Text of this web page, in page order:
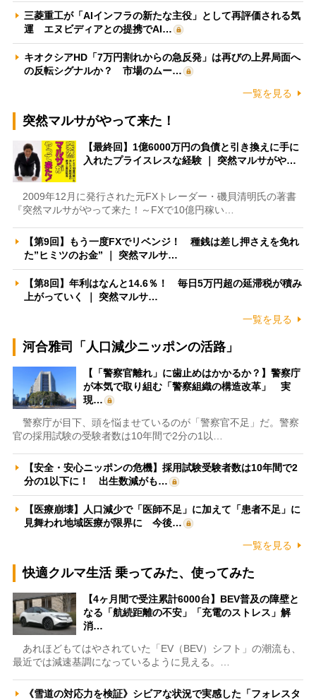
三菱重工が「AIインフラの新たな主役」として再評価される気
運 エヌビディアとの提携でAI…
キオクシアHD「7万円割れからの急反発」は再びの上昇局面へ
の反転シグナルか？ 市場のムー…
一覧を見る
突然マルサがやって来た！
【最終回】1億6000万円の負債と引き換えに手に
入れたプライスレスな経験 ｜ 突然マルサがや…
2009年12月に発行された元FXトレーダー・磯貝清明氏の著書
『突然マルサがやって来た！～FXで10億円稼い…
【第9回】もう一度FXでリベンジ！ 種銭は差し押さえを免れ
た”ヒミツのお金” ｜ 突然マルサ…
【第8回】年利はなんと14.6％！ 毎日5万円超の延滞税が積み
上がっていく ｜ 突然マルサ…
一覧を見る
河合雅司「人口減少ニッポンの活路」
【「警察官離れ」に歯止めはかかるか？】警察庁
が本気で取り組む「警察組織の構造改革」 実
現…
警察庁が目下、頭を悩ませているのが「警察官不足」だ。警察
官の採用試験の受験者数は10年間で2分の1以…
【安全・安心ニッポンの危機】採用試験受験者数は10年間で2
分の1以下に！ 出生数減がも…
【医療崩壊】人口減少で「医師不足」に加えて「患者不足」に
見舞われ地域医療が限界に 今後…
一覧を見る
快適クルマ生活 乗ってみた、使ってみた
【4ヶ月間で受注累計6000台】BEV普及の障壁と
なる「航続距離の不安」「充電のストレス」解
消…
あれほどもてはやされていた「EV（BEV）シフト」の潮流も、
最近では減速基調になっているように見える。…
《雪道の対応力を検証》シビアな状況で実感した「フォレスタ